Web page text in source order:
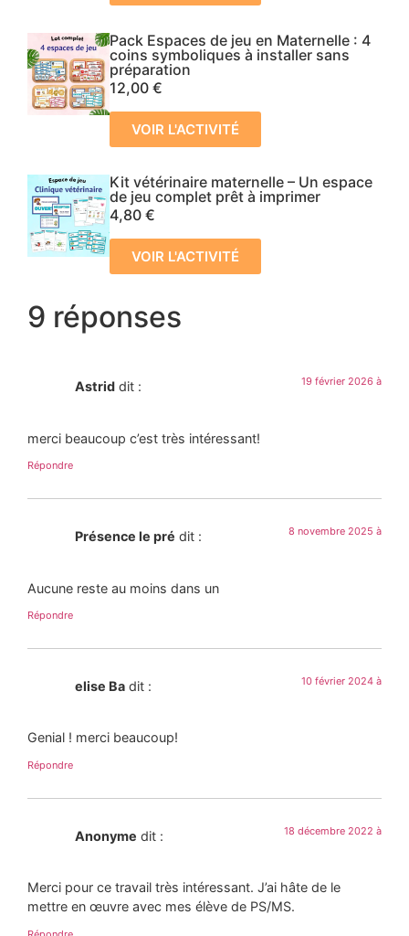
Pack Espaces de jeu en Maternelle : 4
coins symboliques à installer sans
préparation
12,00 €
VOIR L'ACTIVITÉ
Kit vétérinaire maternelle – Un espace
de jeu complet prêt à imprimer
4,80 €
VOIR L'ACTIVITÉ
9 réponses
Astrid dit : 19 février 2026 à
merci beaucoup c’est très intéressant!
Répondre
Présence le pré dit : 8 novembre 2025 à
Aucune reste au moins dans un
Répondre
elise Ba dit : 10 février 2024 à
Genial ! merci beaucoup!
Répondre
Anonyme dit : 18 décembre 2022 à
Merci pour ce travail très intéressant. J’ai hâte de le
mettre en œuvre avec mes élève de PS/MS.